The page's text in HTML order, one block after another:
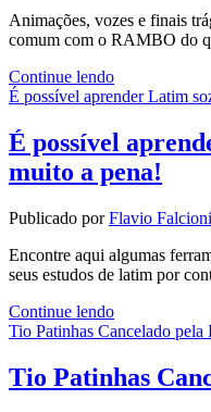
Animações, vozes e finais
comum com o RAMBO do
Continue lendo4
Coisas
A
Pequena
Sereia
em
comum
com…
o
É possível aprender Latim
É possível
muito a pena!
Publicado porFlavio Falcioni
Encontre aqui algumas
seus estudos de latim por
Continue lendoÉ
possível
Latim
sozinho,
Tio Patinhas Cancelado pela
Tio Patinhas